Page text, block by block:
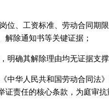
位、工资标准、劳动合同期
解除通知书等关键证据；
明确其解除理由均无证据支撑
中华人民共和国劳动合同法
责任的核心条款，为庭审抗